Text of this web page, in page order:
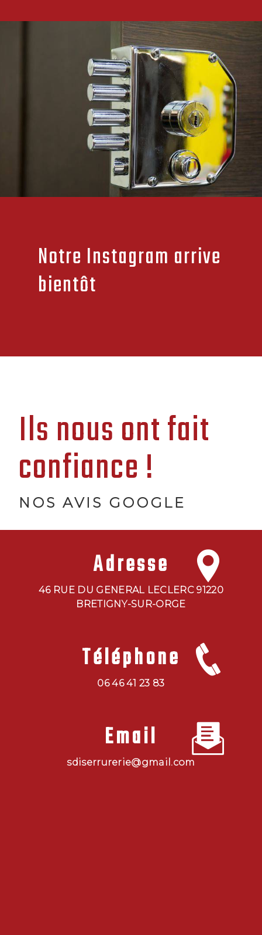
Notre Instagram arrive
bientôt
Ils nous ont fait
confiance !
NOS AVIS GOOGLE
Adresse
46 RUE DU GENERAL LECLERC 91220
BRETIGNY-SUR-ORGE
Téléphone
06 46 41 23 83
Email
sdiserrurerie@gmail.com